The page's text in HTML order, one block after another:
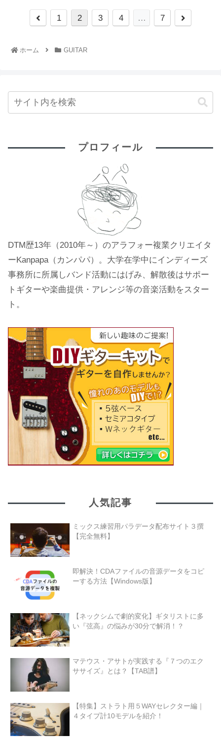
1 2 3 4 … 7
ホーム GUITAR
プロフィール
DTM歴13年（2010年～）のアラフォー複業クリエイタ
ーKanpapa（カンパパ）。大学在学中にインディーズ
事務所に所属しバンド活動にはげみ、解散後はサポー
トギターや楽曲提供・アレンジ等の音楽活動をスター
ト。
人気記事
ミックス練習用パラデータ配布サイト３撰
【完全無料】
即解決！CDAファイルの音源データをコピ
ーする方法【Windows版】
【ネックシムで劇的変化】ギタリストに多
い『弦高』の悩みが30分で解消！？
マテウス・アサトが実践する『７つのエク
ササイズ』とは？【TAB譜】
【特集】ストラト用５WAYセレクター編｜
４タイプ計10モデルを紹介！